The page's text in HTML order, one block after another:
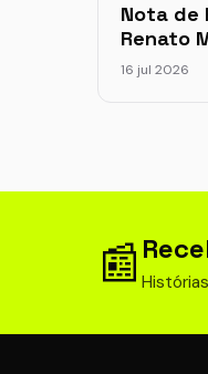
Nota de
Renato
16 jul 2026
📰